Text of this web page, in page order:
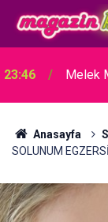
23:46 Melek
Anasayfa
SOLUNUM